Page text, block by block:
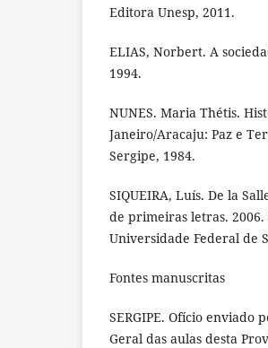
Editora Unesp, 2011.
ELIAS, Norbert. A
1994.
NUNES. Maria Thétis.
Janeiro/Aracaju: Paz e
Sergipe, 1984.
SIQUEIRA, Luís. De la
de primeiras letras. 2006.
Universidade Federal de
Fontes manuscritas
SERGIPE. Ofício enviado
Geral das aulas desta